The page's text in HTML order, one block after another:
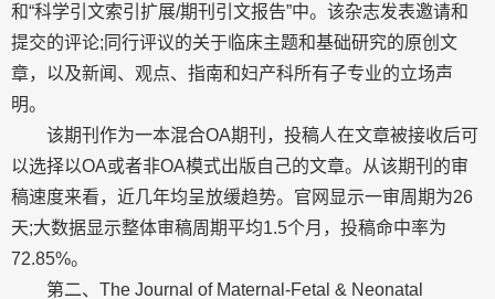
和“科学引文索引扩展/期刊引文报告”中。该杂志发表邀请和
提交的评论;同行评议的关于临床主题和基础研究的原创文
章，以及新闻、观点、指南和妇产科所有子专业的立场声
明。
该期刊作为一本混合OA期刊，投稿人在文章被接收后可
以选择以OA或者非OA模式出版自己的文章。从该期刊的审
稿速度来看，近几年均呈放缓趋势。官网显示一审周期为26
天;大数据显示整体审稿周期平均1.5个月，投稿命中率为
72.85%。
第二、The Journal of Maternal-Fetal & Neonatal